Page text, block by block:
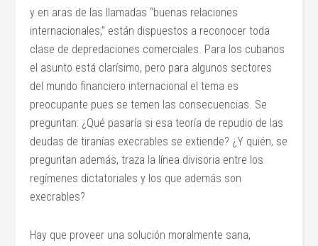
y en aras de las llamadas “buenas relaciones
internacionales,” están dispuestos a reconocer toda
clase de depredaciones comerciales. Para los cubanos
el asunto está clarísimo, pero para algunos sectores
del mundo financiero internacional el tema es
preocupante pues se temen las consecuencias. Se
preguntan: ¿Qué pasaría si esa teoría de repudio de las
deudas de tiranías execrables se extiende? ¿Y quién, se
preguntan además, traza la línea divisoria entre los
regímenes dictatoriales y los que además son
execrables?
Hay que proveer una solución moralmente sana,